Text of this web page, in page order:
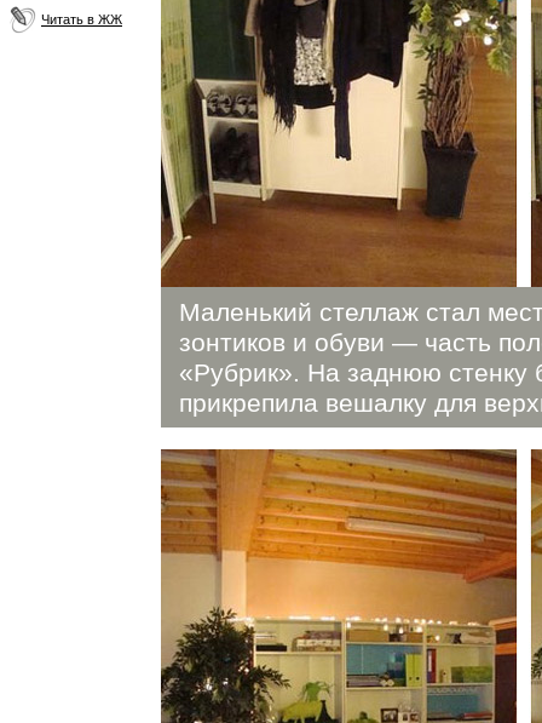
Читать в ЖЖ
Маленький стеллаж стал
зонтиков и обуви — часть
«Рубрик». На заднюю
прикрепила вешалку для